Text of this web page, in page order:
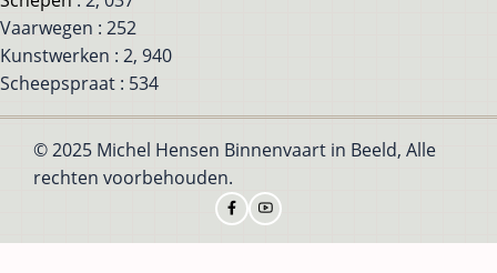
Vaarwegen : 252
Kunstwerken : 2, 940
Scheepspraat : 534
© 2025 Michel Hensen Binnenvaart in Beeld, Alle
rechten voorbehouden.